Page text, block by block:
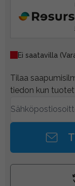
Ei saatavilla
Tilaa
tiedon kun